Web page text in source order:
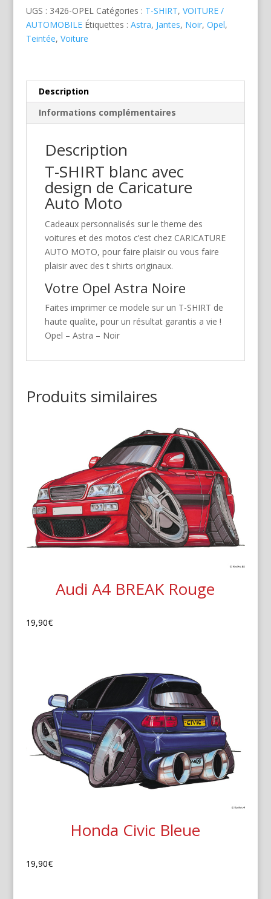
UGS : 3426-OPEL Catégories : T-SHIRT, VOITURE /
AUTOMOBILE Étiquettes : Astra, Jantes, Noir, Opel,
Teintée, Voiture
Description
Informations complémentaires
Description
T-SHIRT blanc avec
design de Caricature
Auto Moto
Cadeaux personnalisés sur le theme des
voitures et des motos c’est chez CARICATURE
AUTO MOTO, pour faire plaisir ou vous faire
plaisir avec des t shirts originaux.
Votre Opel Astra Noire
Faites imprimer ce modele sur un T-SHIRT de
haute qualite, pour un résultat garantis a vie !
Opel – Astra – Noir
Produits similaires
Audi A4 BREAK Rouge
19,90€
Honda Civic Bleue
19,90€